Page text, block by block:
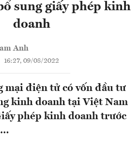
sung giấy phép kinh
doanh
Anh
16:27, 09/08/2022
mại điện tử có vốn đầu tư
kinh doanh tại Việt Nam
phép kinh doanh trước